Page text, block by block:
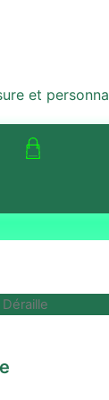
et